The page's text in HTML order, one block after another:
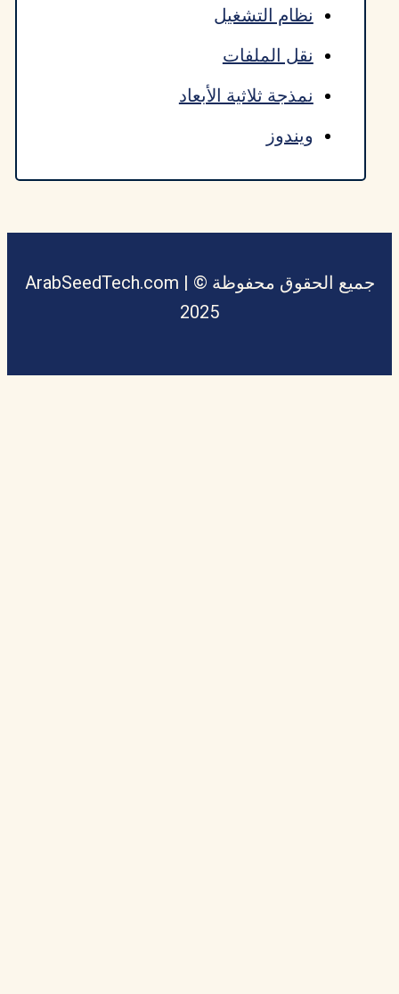
نظام التشغيل
نقل الملفات
نمذجة ثلاثية الأبعاد
جميع الحقوق محفوظة © ArabSeedTech.com |